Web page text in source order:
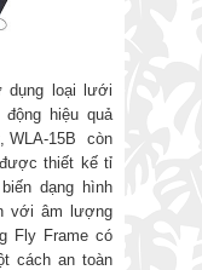
loại lưới
hiệu quả
WLA-15B còn
thiết kế tỉ
dạng hình
với âm lượng
Fly Frame có
cách an toàn